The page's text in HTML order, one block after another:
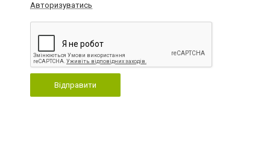
Авторизуватись
Відправити